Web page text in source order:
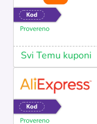
Svi Temu kuponi